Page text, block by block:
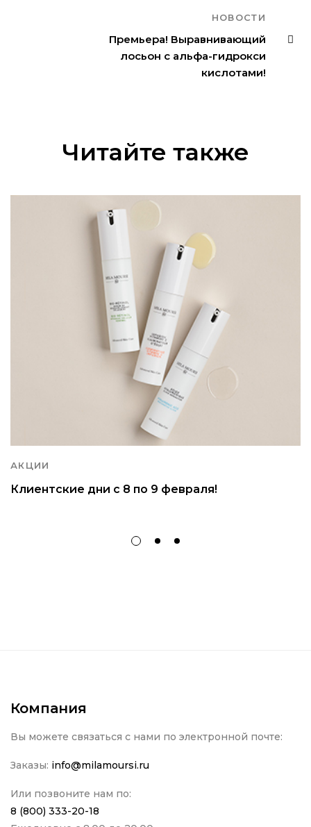
НОВОСТИ
Премьера! Выравнивающий
лосьон с альфа-гидрокси
кислотами!
Читайте также
АКЦИИ
Клиентские дни с 8 по 9 февраля!
Компания
Вы можете связаться с нами по электронной почте:
Заказы: info@milamoursi.ru
Или позвоните нам по:
8 (800) 333-20-18